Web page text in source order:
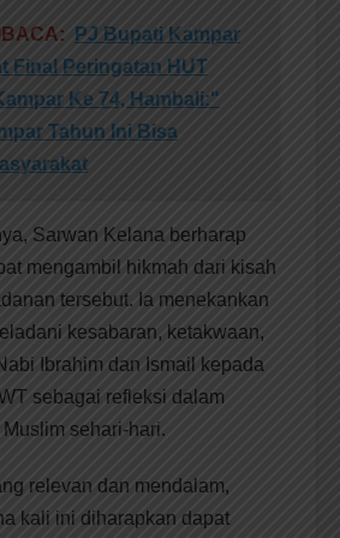
PJ Bupati Kampar
Final Peringatan HUT
Ke 74, Hambali:"
Tahun Ini Bisa
Sarwan Kelana berharap
mengambil hikmah dari kisah
tersebut. Ia menekankan
kesabaran, ketakwaan,
Ibrahim dan Ismail kepada
sebagai refleksi dalam
sehari-hari.
relevan dan mendalam,
kali ini diharapkan dapat